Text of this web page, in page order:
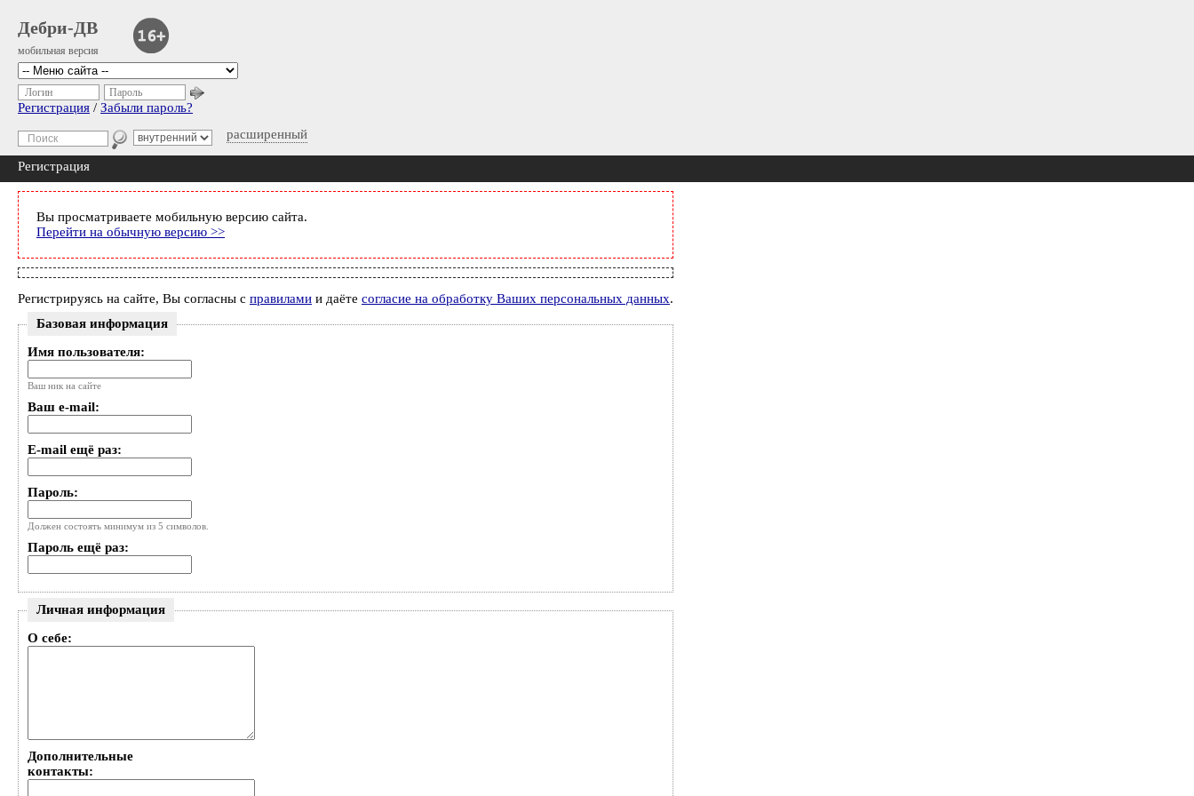
Дебри-ДВ
мобильная версия
расширенный
Логин Пароль
Регистрация / Забыли пароль?
Регистрация
Вы просматриваете мобильную версию сайта.
Перейти на обычную версию >>
Регистрируясь на сайте, Вы согласны с правилами и даёте согласие на обработку Ваших персональных данных.
Базовая информация
Имя пользователя:
Ваш ник на сайте
Ваш e-mail:
E-mail ещё раз:
Пароль:
Должен состоять минимум из 5 символов.
Пароль ещё раз:
Личная информация
О себе:
Дополнительные
контакты: